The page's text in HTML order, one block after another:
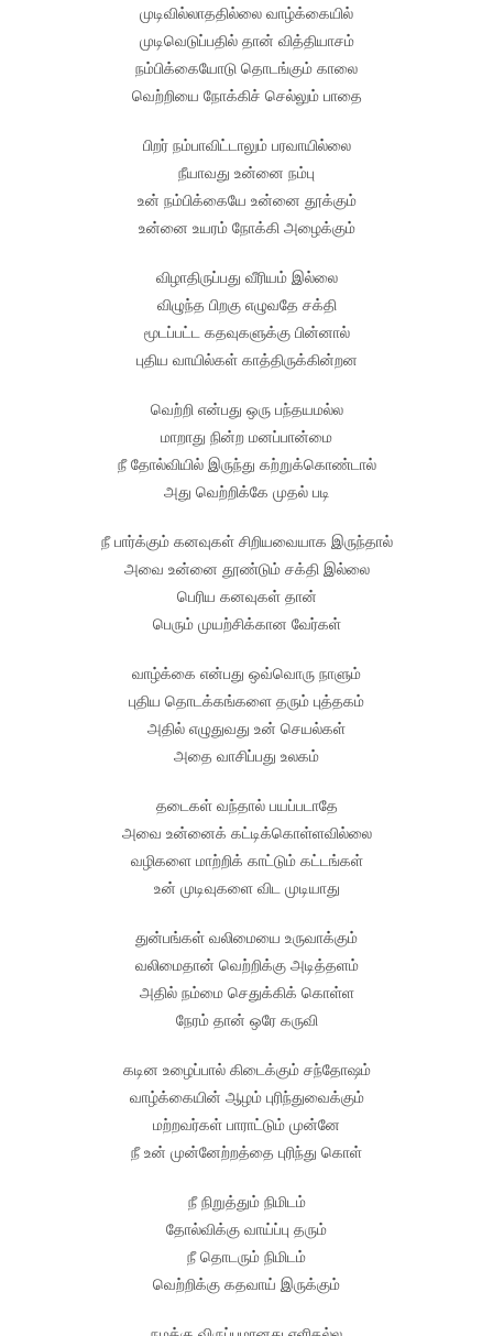
முடிவில்லாததில்லை வாழ்க்கையில்
முடிவெடுப்பதில் தான் வித்தியாசம்
நம்பிக்கையோடு தொடங்கும் காலை
வெற்றியை நோக்கிச் செல்லும் பாதை
பிறர் நம்பாவிட்டாலும் பரவாயில்லை
நீயாவது உன்னை நம்பு
உன் நம்பிக்கையே உன்னை தூக்கும்
உன்னை உயரம் நோக்கி அழைக்கும்
விழாதிருப்பது வீரியம் இல்லை
விழுந்த பிறகு எழுவதே சக்தி
மூடப்பட்ட கதவுகளுக்கு பின்னால்
புதிய வாயில்கள் காத்திருக்கின்றன
வெற்றி என்பது ஒரு பந்தயமல்ல
மாறாது நின்ற மனப்பான்மை
நீ தோல்வியில் இருந்து கற்றுக்கொண்டால்
அது வெற்றிக்கே முதல் படி
நீ பார்க்கும் கனவுகள் சிறியவையாக இருந்தால்
அவை உன்னை தூண்டும் சக்தி இல்லை
பெரிய கனவுகள் தான்
பெரும் முயற்சிக்கான வேர்கள்
வாழ்க்கை என்பது ஒவ்வொரு நாளும்
புதிய தொடக்கங்களை தரும் புத்தகம்
அதில் எழுதுவது உன் செயல்கள்
அதை வாசிப்பது உலகம்
தடைகள் வந்தால் பயப்படாதே
அவை உன்னைக் கட்டிக்கொள்ளவில்லை
வழிகளை மாற்றிக் காட்டும் கட்டங்கள்
உன் முடிவுகளை விட முடியாது
துன்பங்கள் வலிமையை உருவாக்கும்
வலிமைதான் வெற்றிக்கு அடித்தளம்
அதில் நம்மை செதுக்கிக் கொள்ள
நேரம் தான் ஒரே கருவி
கடின உழைப்பால் கிடைக்கும் சந்தோஷம்
வாழ்க்கையின் ஆழம் புரிந்துவைக்கும்
மற்றவர்கள் பாராட்டும் முன்னே
நீ உன் முன்னேற்றத்தை புரிந்து கொள்
நீ நிறுத்தும் நிமிடம்
தோல்விக்கு வாய்ப்பு தரும்
நீ தொடரும் நிமிடம்
வெற்றிக்கு கதவாய் இருக்கும்